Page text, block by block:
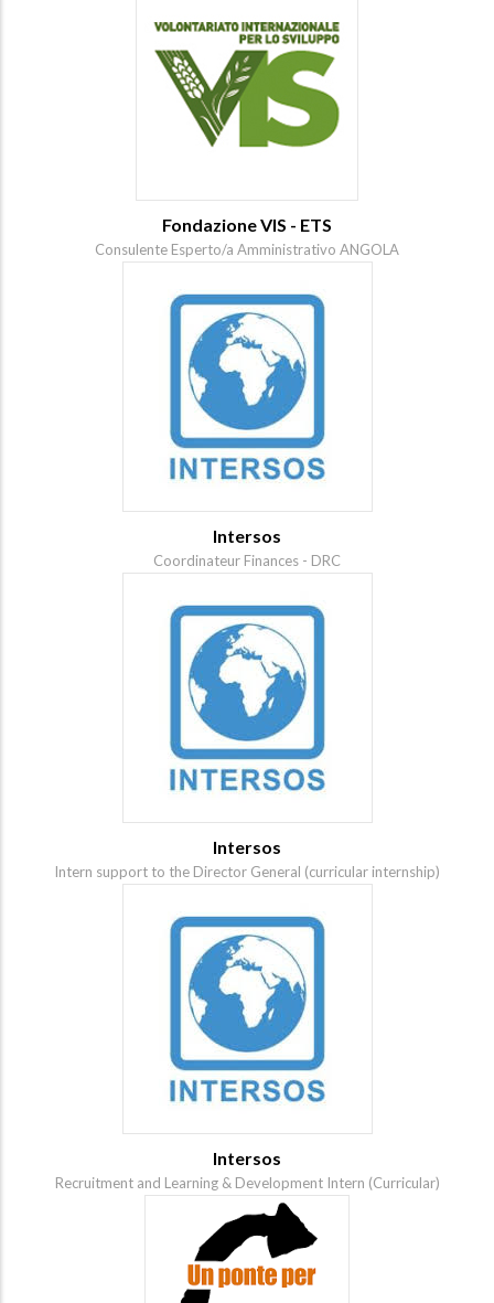
Fondazione VIS - ETS
Consulente Esperto/a Amministrativo ANGOLA
Intersos
Coordinateur Finances - DRC
Intersos
Intern support to the Director General (curricular internship)
Intersos
Recruitment and Learning & Development Intern (Curricular)